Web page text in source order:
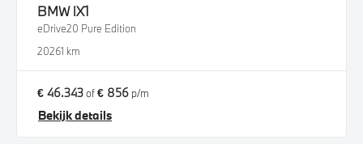
BMW iX1
eDrive20 Pure Edition
20261 km
€ 46.343of€ 856 p/m
Bekijk details